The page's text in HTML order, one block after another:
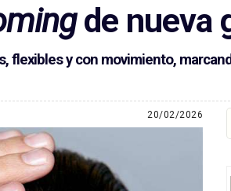
de nueva
flexibles y con movimiento,
20/02/2026